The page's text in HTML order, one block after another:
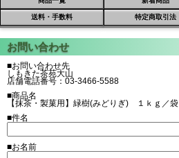
送料・手数料 特定商取引法
■お問い合わせ先
しもきた茶苑大山
店舗電話番号：03-3466-5588
■商品名
【抹茶・製菓用】緑樹(みどりぎ) １ｋｇ／袋
■件名
■お名前